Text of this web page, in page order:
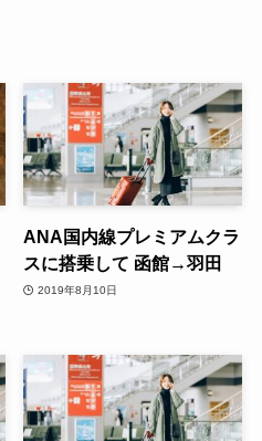
ANA国内線プレミアムクラ
スに搭乗して 函館→羽田
2019年8月10日